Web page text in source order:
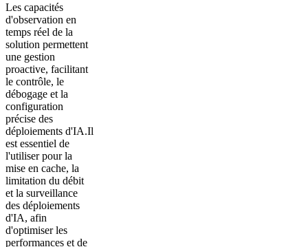
Les capacités
d'observation en
temps réel de la
solution permettent
une gestion
proactive, facilitant
le contrôle, le
débogage et la
configuration
précise des
déploiements d'IA.Il
est essentiel de
l'utiliser pour la
mise en cache, la
limitation du débit
et la surveillance
des déploiements
d'IA, afin
d'optimiser les
performances et de